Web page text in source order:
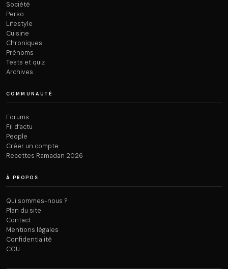
Société
Perso
Lifestyle
Cuisine
Chroniques
Prénoms
Tests et quiz
Archives
COMMUNAUTÉ
Forums
Fil d’actu
People
Créer un compte
Recettes Ramadan 2026
À PROPOS
Qui sommes-nous ?
Plan du site
Contact
Mentions légales
Confidentialité
CGU